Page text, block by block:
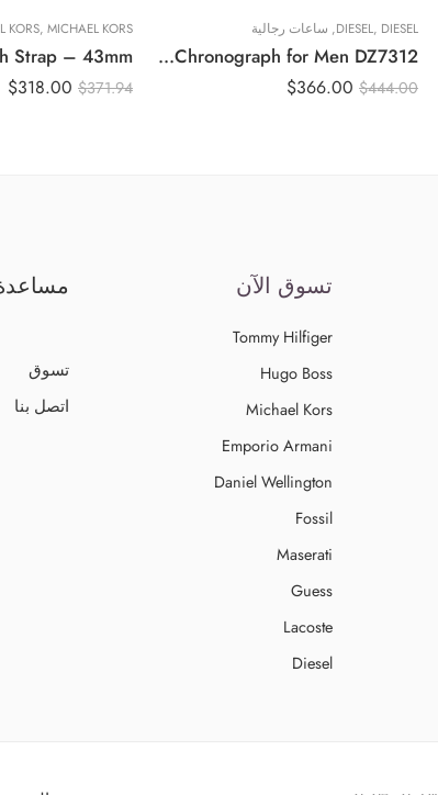
DIESEL, DIESEL
, ساعات رجالية
Original Diesel Black Watch Stainless Black dial Chronograph for Men DZ7312
$444.00
$366.00
KORS, MICHAEL KORS
$371.94
$318.00
تسوق الآن
Tommy Hilfiger
Hugo Boss
Michael Kors
Emporio Armani
Daniel Wellington
Fossil
Maserati
Guess
Lacoste
Diesel
تسوق
اتصل بنا